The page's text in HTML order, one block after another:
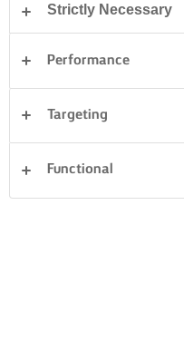
Strictly Necessary
Performance
Targeting
Functional